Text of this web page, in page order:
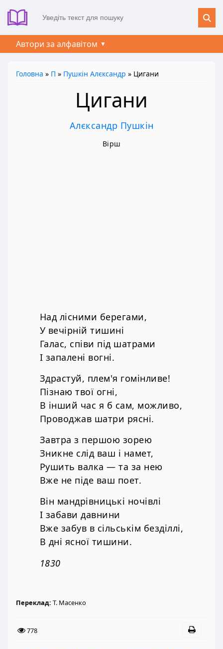
Автори за алфавітом
Головна » П » Пушкін Алєксандр » Цигани
Цигани
Алєксандр Пушкін
Вірш
Над лісними берегами,
У вечірній тишині
Галас, співи під шатрами
І запалені вогні.
Здрастуй, плем'я гомінливе!
Пізнаю твої огні,
В інший час я б сам, можливо,
Проводжав шатри рясні.
Завтра з першою зорею
Зникне слід ваш і намет,
Рушить валка — та за нею
Вже не піде ваш поет.
Він мандрівницькі ночівлі
І забави давнини
Вже забув в сільськім безділлі,
В дні ясної тишини.
1830
Переклад: Т. Масенко
778